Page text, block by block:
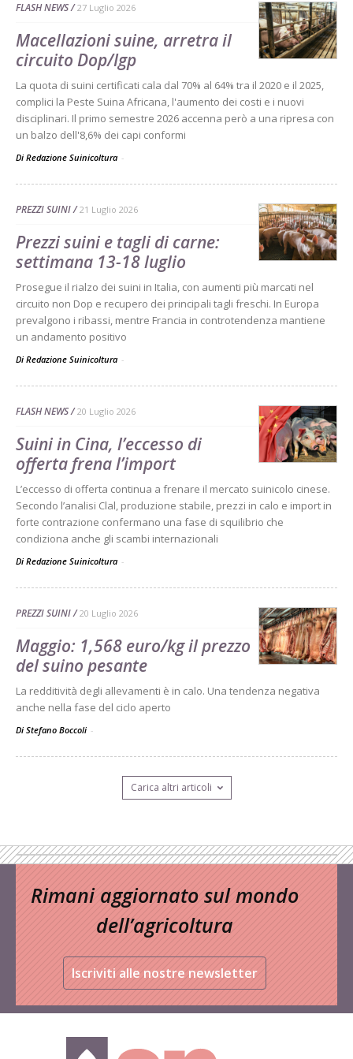
FLASH NEWS 27 Luglio 2026
Macellazioni suine, arretra il
circuito Dop/Igp
La quota di suini certificati cala dal 70% al 64% tra il 2020 e il 2025,
complici la Peste Suina Africana, l'aumento dei costi e i nuovi
disciplinari. Il primo semestre 2026 accenna però a una ripresa con
un balzo dell'8,6% dei capi conformi
Di Redazione Suinicoltura -
PREZZI SUINI 21 Luglio 2026
Prezzi suini e tagli di carne:
settimana 13-18 luglio
Prosegue il rialzo dei suini in Italia, con aumenti più marcati nel
circuito non Dop e recupero dei principali tagli freschi. In Europa
prevalgono i ribassi, mentre Francia in controtendenza mantiene
un andamento positivo
Di Redazione Suinicoltura -
FLASH NEWS 20 Luglio 2026
Suini in Cina, l’eccesso di
offerta frena l’import
L’eccesso di offerta continua a frenare il mercato suinicolo cinese.
Secondo l’analisi Clal, produzione stabile, prezzi in calo e import in
forte contrazione confermano una fase di squilibrio che
condiziona anche gli scambi internazionali
Di Redazione Suinicoltura -
PREZZI SUINI 20 Luglio 2026
Maggio: 1,568 euro/kg il prezzo
del suino pesante
La redditività degli allevamenti è in calo. Una tendenza negativa
anche nella fase del ciclo aperto
Di Stefano Boccoli -
Carica altri articoli
Rimani aggiornato sul mondo
dell’agricoltura
Iscriviti alle nostre newsletter